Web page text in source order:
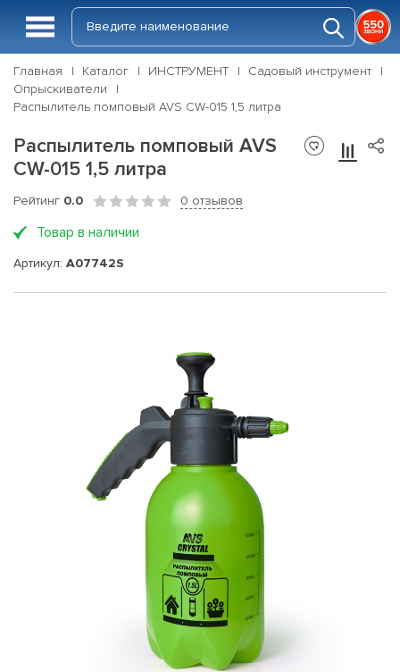
Главная Каталог ИНСТРУМЕНТ
Садовый инструмент
Опрыскиватели
Распылитель помповый AVS CW-015 1,5 литра
Распылитель помповый AVS
CW-015 1,5 литра
Рейтинг 0.0 0 отзывов
Товар в наличии
Артикул: A07742S